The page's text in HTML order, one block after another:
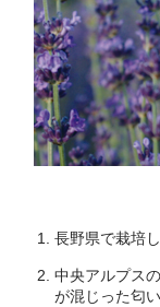
長野県で栽培し
中央アルプスの
が混じった匂